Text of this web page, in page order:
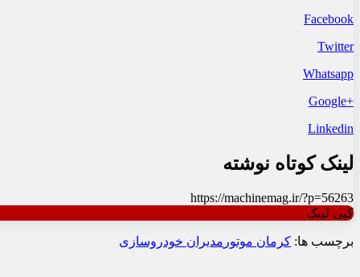
Facebook
Twitter
Whatsapp
+Google
Linkedin
لینک کوتاه نوشته
https://machinemag.ir/?p=56263
کپی لینک
برچسب ها: کرمان موتور مدیران خودروسازی